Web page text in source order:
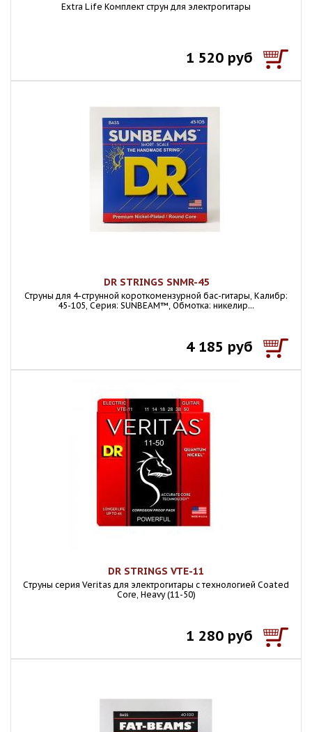
Extra Life Комплект струн для электрогитары
1 520 руб
DR STRINGS SNMR-45
Струны для 4-струнной короткомензурной бас-гитары, Калибр:
45-105, Серия: SUNBEAM™, Обмотка: никелир...
4 185 руб
DR STRINGS VTE-11
Cтруны серия Veritas для электрогитары с технологией Coated
Core, Heavy (11-50)
1 280 руб